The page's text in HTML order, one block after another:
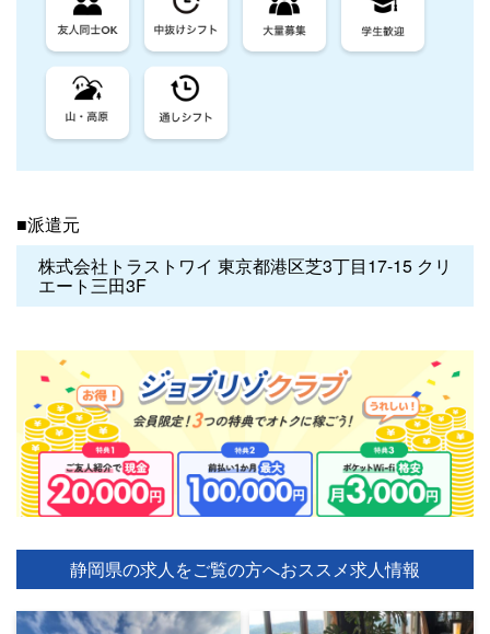
■派遣元
株式会社トラストワイ 東京都港区芝3丁目17-15 クリ
エート三田3F
静岡県の求人をご覧の方へおススメ求人情報